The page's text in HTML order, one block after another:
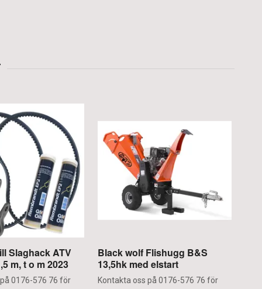
Slaghack ATV
m, t o m 2023
0176-576 76 för
Black wolf Flishugg B&S
13,5hk med elstart
Kontakta oss på 0176-576 76 för